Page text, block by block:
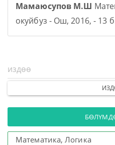
Мамаюсупов М.Ш
окуйбуз - Ош, 2016, - 13
Математика, Логика